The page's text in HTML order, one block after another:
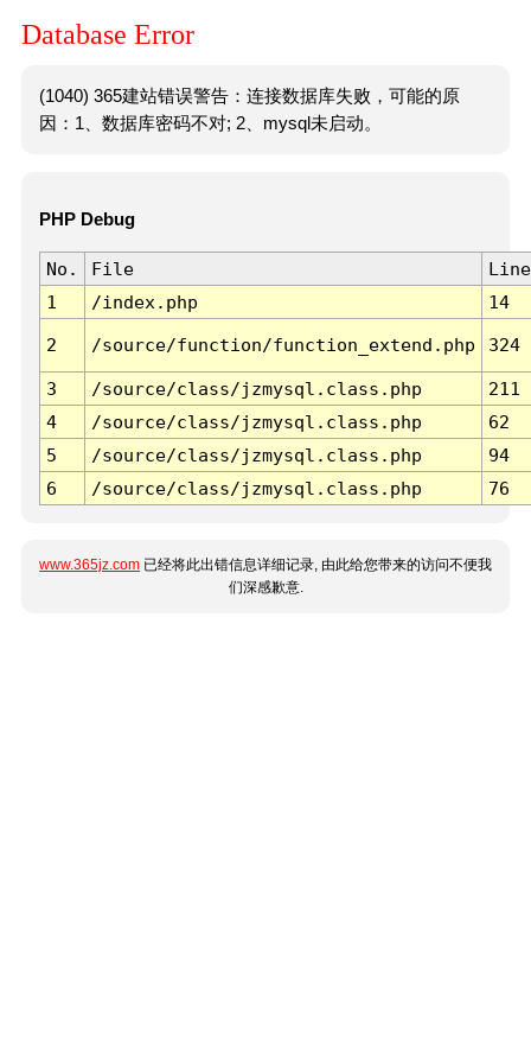
Database Error
(1040) 365建站错误警告：连接数据库失败，可能的原
因：1、数据库密码不对; 2、mysql未启动。
PHP Debug
No. File
Line
1
/index.php 14
2 /source/function/function_extend.php 324
3 /source/class/jzmysql.class.php
211
4
/source/class/jzmysql.class.php
62
5
/source/class/jzmysql.class.php
94
6
/source/class/jzmysql.class.php 76
www.365jz.com 已经将此出错信息详细记录, 由此给您带来的访问不便我
们深感歉意.